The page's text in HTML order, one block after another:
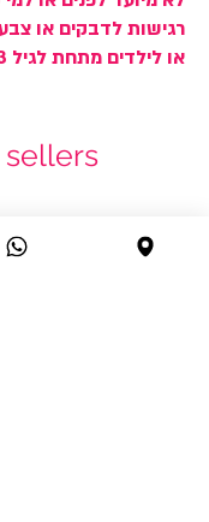
רגישות לדבקים או
או לילדים מתחת לגיל 3
sellers